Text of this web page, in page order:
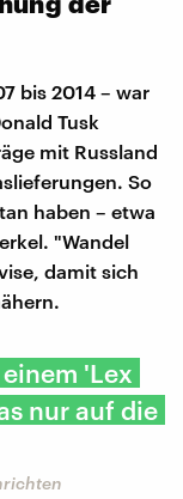
bis 2014 – war
Tusk
mit Russland
So
haben – etwa
"Wandel
damit sich
'Lex
nur auf die